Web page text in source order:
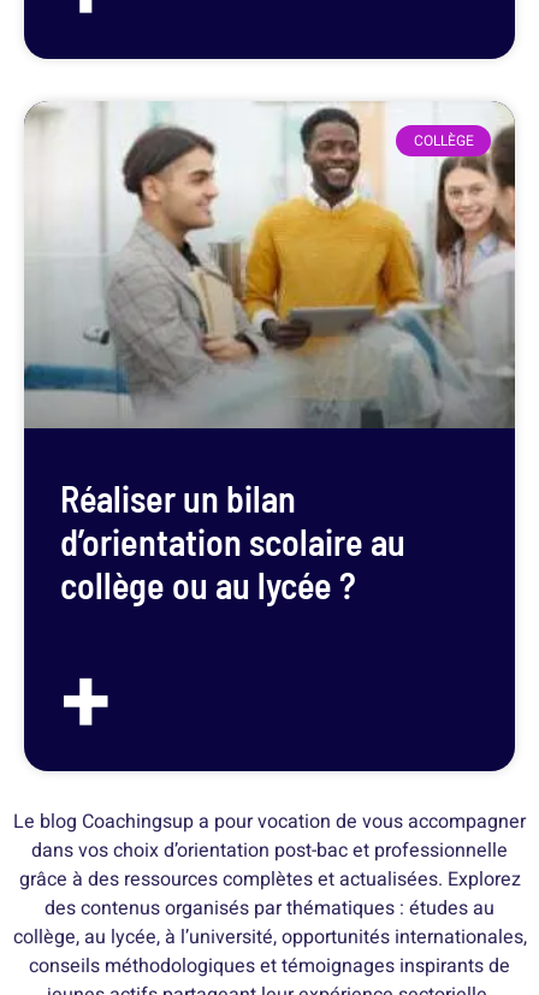
COLLÈGE
Réaliser un bilan
d’orientation scolaire au
collège ou au lycée ?
+
Le blog Coachingsup a pour vocation de vous accompagner
dans vos choix d’orientation post-bac et professionnelle
grâce à des ressources complètes et actualisées. Explorez
des contenus organisés par thématiques : études au
collège, au lycée, à l’université, opportunités internationales,
conseils méthodologiques et témoignages inspirants de